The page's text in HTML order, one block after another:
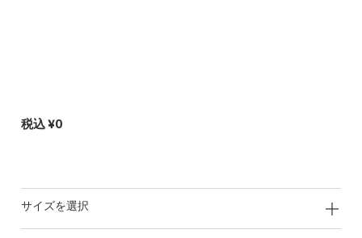
税込¥0
サイズを選択